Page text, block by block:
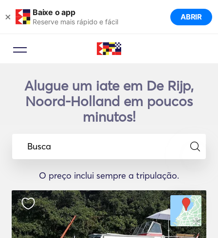
× Baixe o app
Reserve mais rápido e fácil ABRIR
Alugue um iate em De Rijp,
Noord-Holland em poucos
minutos!
Busca
O preço inclui sempre a tripulação.